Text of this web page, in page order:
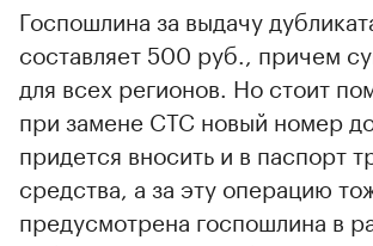
Госпошлина за выдачу
составляет 500 руб., причем
для всех регионов. Но стоит
при замене СТС новый номер
придется вносить и в паспорт
средства, а за эту операцию
предусмотрена госпошлина в